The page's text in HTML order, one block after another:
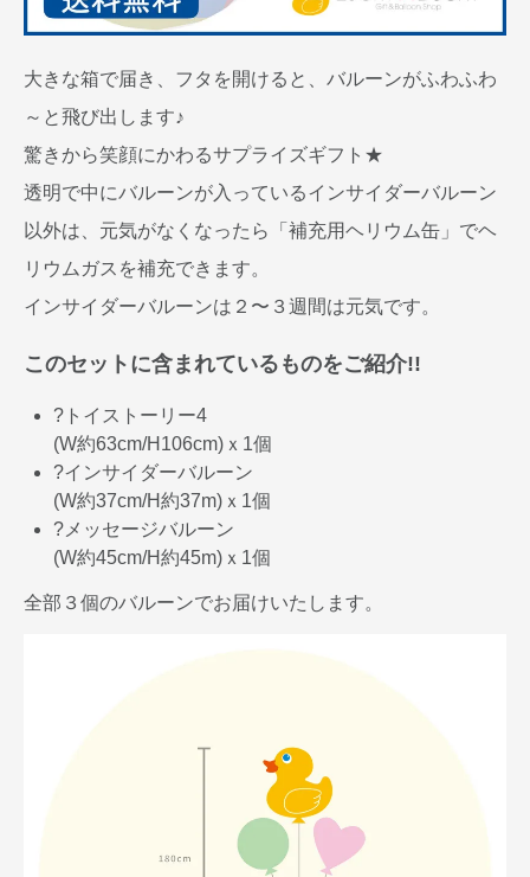
大きな箱で届き、フタを開けると、バルーンがふわふわ
～と飛び出します♪
驚きから笑顔にかわるサプライズギフト★
透明で中にバルーンが入っているインサイダーバルーン
以外は、元気がなくなったら「補充用ヘリウム缶」でヘ
リウムガスを補充できます。
インサイダーバルーンは２〜３週間は元気です。
このセットに含まれているものをご紹介!!
?トイストーリー4
(W約63cm/H106cm)ｘ1個
?インサイダーバルーン
(W約37cm/H約37m)ｘ1個
?メッセージバルーン
(W約45cm/H約45m)ｘ1個
全部３個のバルーンでお届けいたします。